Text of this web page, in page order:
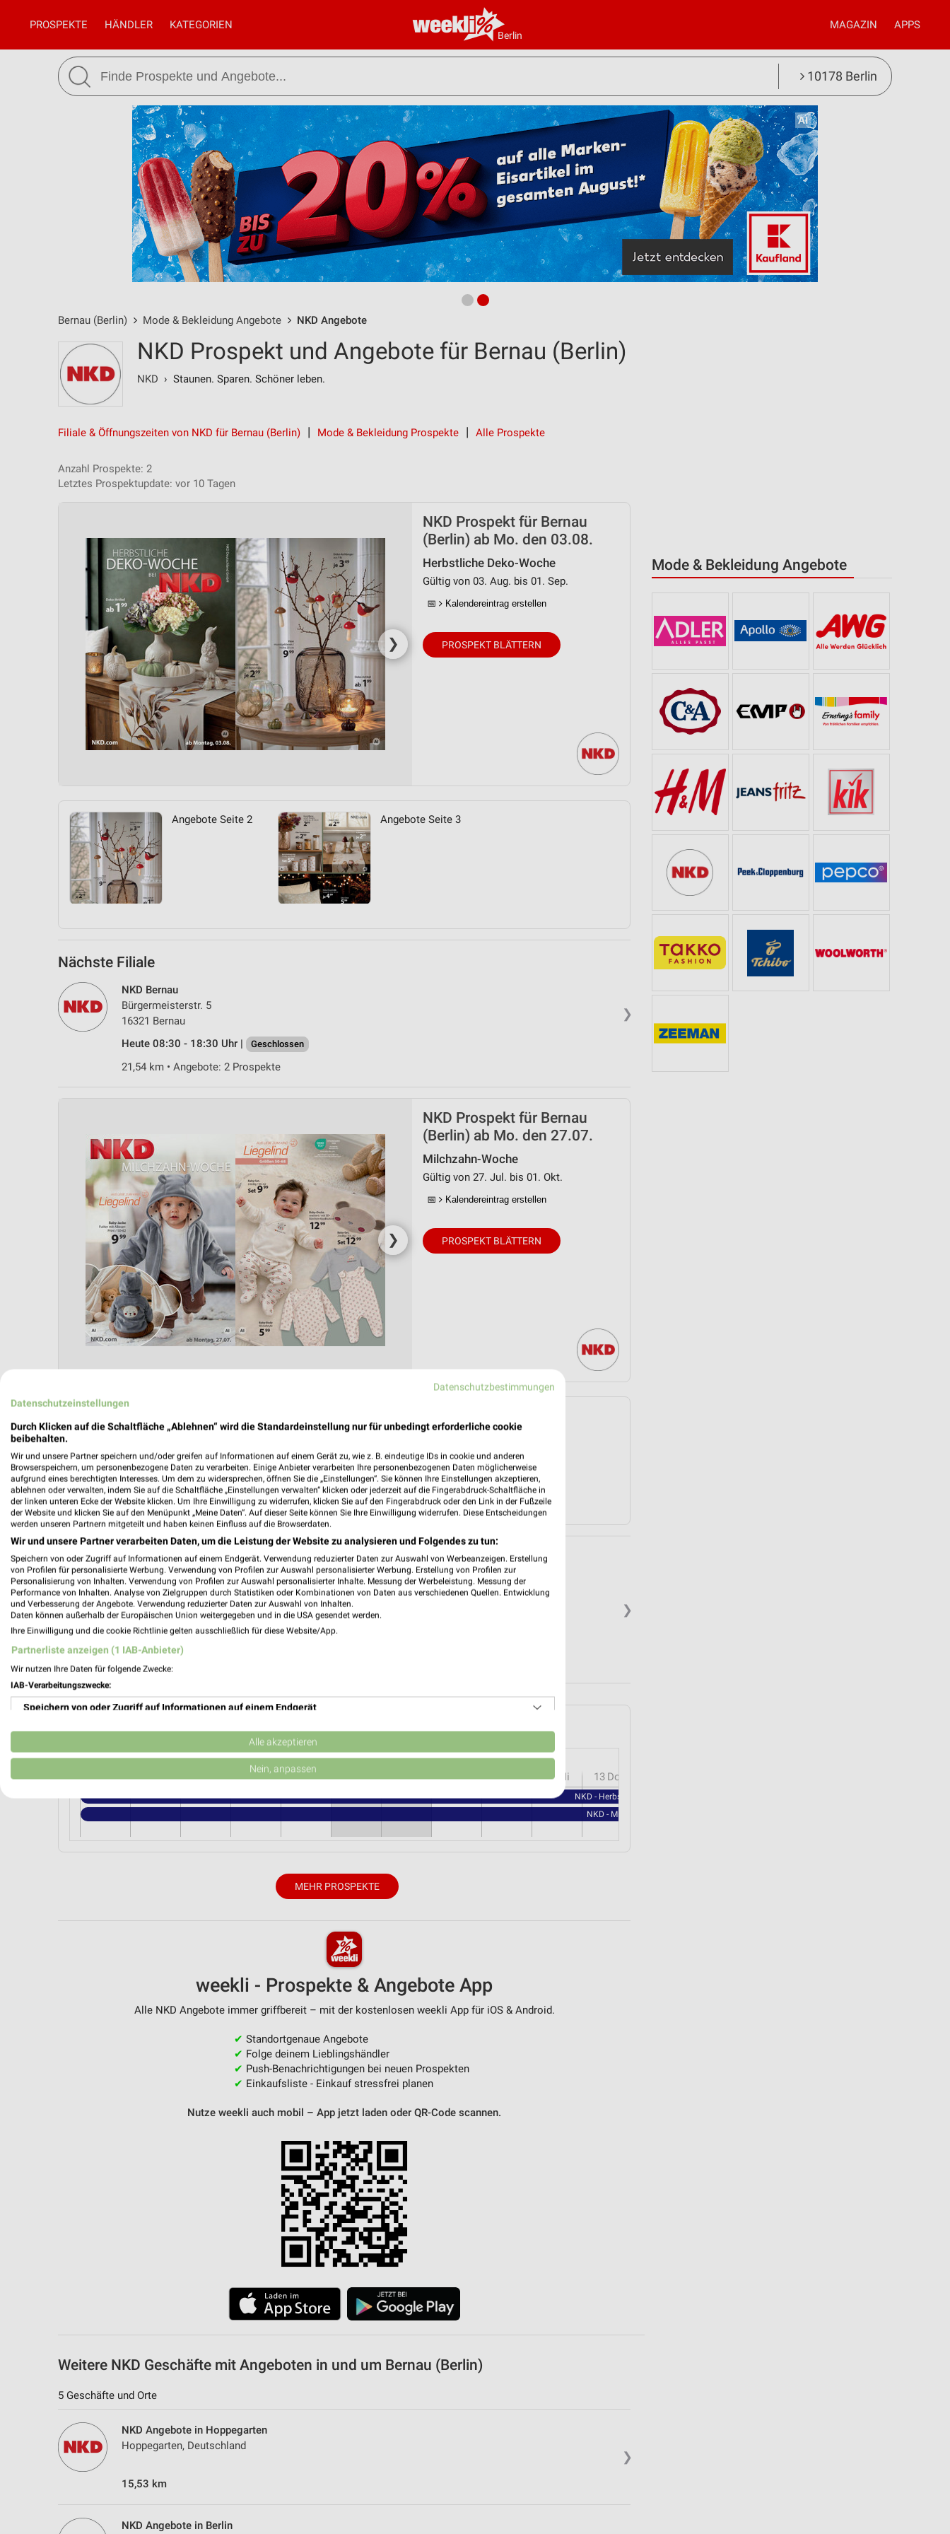
Berlin
PROSPEKTE HÄNDLER KATEGORIEN MAGAZIN APPS
10178 Berlin
Bernau (Berlin) Mode & Bekleidung Angebote NKD Angebote
Mode & Bekleidung Angebote
NKD Prospekt und Angebote für Bernau (Berlin)
NKD › Staunen. Sparen. Schöner leben.
Filiale & Öffnungszeiten von NKD für Bernau (Berlin) Mode & Bekleidung Prospekte Alle Prospekte
Anzahl Prospekte: 2
Letztes Prospektupdate: vor 10 Tagen
❯
NKD Prospekt für Bernau
(Berlin) ab Mo. den 03.08.
Herbstliche Deko-Woche
Gültig von 03. Aug. bis 01. Sep.
📅 Kalendereintrag erstellen
PROSPEKT BLÄTTERN
Angebote Seite 2 Angebote Seite 3
Nächste Filiale
❯
NKD Bernau
Bürgermeisterstr. 5
16321 Bernau
Heute 08:30 - 18:30 Uhr |
Geschlossen
21,54 km • Angebote: 2 Prospekte
❯
NKD Prospekt für Bernau
(Berlin) ab Mo. den 27.07.
Milchzahn-Woche
Gültig von 27. Jul. bis 01. Okt.
📅 Kalendereintrag erstellen
PROSPEKT BLÄTTERN
Nächste Filiale
❯
NKD Bernau
Bürgermeisterstr. 5
16321 Bernau
Heute 08:30 - 18:30 Uhr |
21,54 km • Angebote: 2 Prospekte
Aug.
03Mo 04Di 05Mi 06Do 07 Fr 08Sa 09So 10Mo 11Di 12 Mi 13 Do
NKD - Herbstliche Deko-Woche
NKD - Milchzahn-Woche
MEHR PROSPEKTE
weekli - Prospekte & Angebote App
Alle NKD Angebote immer griffbereit – mit der kostenlosen weekli App für iOS & Android.
✔ Standortgenaue Angebote
✔ Folge deinem Lieblingshändler
✔ Push-Benachrichtigungen bei neuen Prospekten
✔ Einkaufsliste - Einkauf stressfrei planen
Nutze weekli auch mobil – App jetzt laden oder QR-Code scannen.
Weitere NKD Geschäfte mit Angeboten in und um Bernau (Berlin)
5 Geschäfte und Orte
❯
NKD Angebote in Hoppegarten
Hoppegarten, Deutschland
15,53 km
NKD Angebote in Berlin
Datenschutzbestimmungen
Datenschutzeinstellungen
Durch Klicken auf die Schaltfläche „Ablehnen“ wird die Standardeinstellung nur für unbedingt erforderliche cookie
beibehalten.
Wir und unsere Partner speichern und/oder greifen auf Informationen auf einem Gerät zu, wie z. B. eindeutige IDs in cookie und anderen
Browserspeichern, um personenbezogene Daten zu verarbeiten. Einige Anbieter verarbeiten Ihre personenbezogenen Daten möglicherweise
aufgrund eines berechtigten Interesses. Um dem zu widersprechen, öffnen Sie die „Einstellungen“. Sie können Ihre Einstellungen akzeptieren,
ablehnen oder verwalten, indem Sie auf die Schaltfläche „Einstellungen verwalten“ klicken oder jederzeit auf die Fingerabdruck-Schaltfläche in
der linken unteren Ecke der Website klicken. Um Ihre Einwilligung zu widerrufen, klicken Sie auf den Fingerabdruck oder den Link in der Fußzeile
der Website und klicken Sie auf den Menüpunkt „Meine Daten“. Auf dieser Seite können Sie Ihre Einwilligung widerrufen. Diese Entscheidungen
werden unseren Partnern mitgeteilt und haben keinen Einfluss auf die Browserdaten.
Wir und unsere Partner verarbeiten Daten, um die Leistung der Website zu analysieren und Folgendes zu tun:
Speichern von oder Zugriff auf Informationen auf einem Endgerät. Verwendung reduzierter Daten zur Auswahl von Werbeanzeigen. Erstellung
von Profilen für personalisierte Werbung. Verwendung von Profilen zur Auswahl personalisierter Werbung. Erstellung von Profilen zur
Personalisierung von Inhalten. Verwendung von Profilen zur Auswahl personalisierter Inhalte. Messung der Werbeleistung. Messung der
Performance von Inhalten. Analyse von Zielgruppen durch Statistiken oder Kombinationen von Daten aus verschiedenen Quellen. Entwicklung
und Verbesserung der Angebote. Verwendung reduzierter Daten zur Auswahl von Inhalten.
Daten können außerhalb der Europäischen Union weitergegeben und in die USA gesendet werden.
Ihre Einwilligung und die cookie Richtlinie gelten ausschließlich für diese Website/App.
Partnerliste anzeigen (1 IAB-Anbieter)
Wir nutzen Ihre Daten für folgende Zwecke:
IAB-Verarbeitungszwecke:
Speichern von oder Zugriff auf Informationen auf einem Endgerät
Verwendung reduzierter Daten zur Auswahl von Werbeanzeigen
Erstellung von Profilen für personalisierte Werbung
Erstellung von Profilen zur Personalisierung von Inhalten
Analyse von Zielgruppen durch Statistiken oder Kombinationen von Daten aus verschiedenen
Entwicklung und Verbesserung der Angebote
Verwendung reduzierter Daten zur Auswahl von Inhalten
Geräte anhand von aktiv angeforderten Informationen identifizieren
Alle akzeptieren
Nein, anpassen